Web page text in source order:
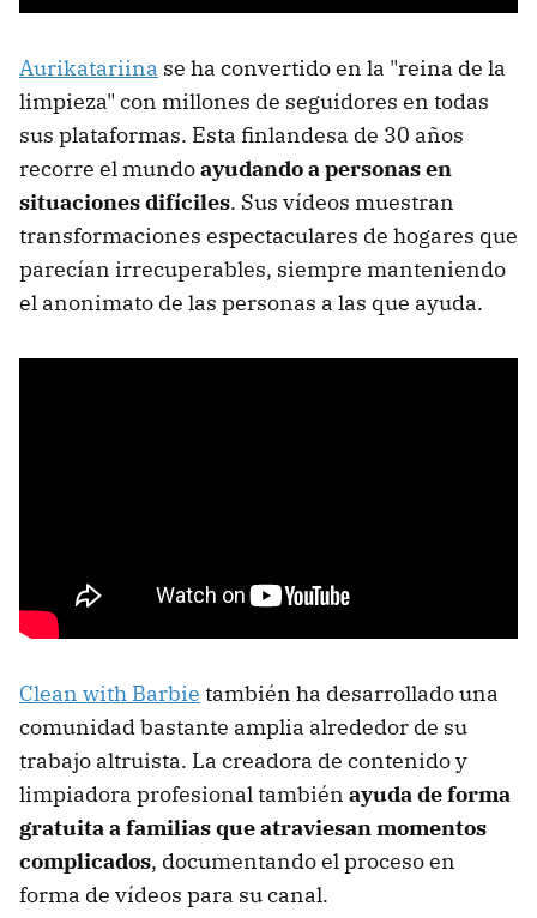
Aurikatariina se ha convertido en la "reina de la
limpieza" con millones de seguidores en todas
sus plataformas. Esta finlandesa de 30 años
recorre el mundoayudando a personas en
situaciones difíciles. Sus vídeos muestran
transformaciones espectaculares de hogares que
parecían irrecuperables, siempre manteniendo
el anonimato de las personas a las que ayuda.
Clean with Barbie también ha desarrollado una
comunidad bastante amplia alrededor de su
trabajo altruista. La creadora de contenido y
limpiadora profesional también ayuda de forma
gratuita a familias que atraviesan momentos
complicados, documentando el proceso en
forma de vídeos para su canal.